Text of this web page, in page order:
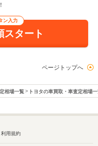
ン入力
スタート
ページトップへ
相場一覧 トヨタの車買取・車査定相場
利用規約